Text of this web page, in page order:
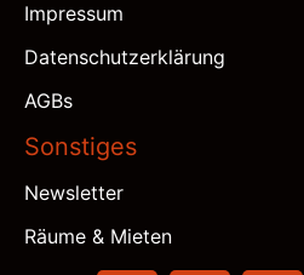
Impressum
Datenschutzerklärung
AGBs
Sonstiges
Newsletter
Räume & Mieten